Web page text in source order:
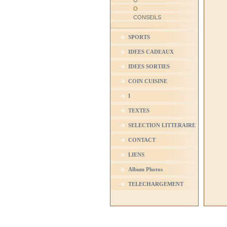
O
CONSEILS
SPORTS
IDEES CADEAUX
IDEES SORTIES
COIN CUISINE
I
TEXTES
SELECTION LITTERAIRE
CONTACT
LIENS
Album Photos
TELECHARGEMENT